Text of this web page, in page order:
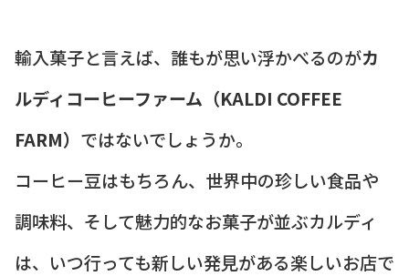
輸入菓子と言えば、誰もが思い浮かべるのがカ
ルディコーヒーファーム（KALDI COFFEE
FARM） ではないでしょうか。
コーヒー豆はもちろん、世界中の珍しい食品や
調味料、そして魅力的なお菓子が並ぶカルディ
は、いつ行っても新しい発見がある楽しいお店で